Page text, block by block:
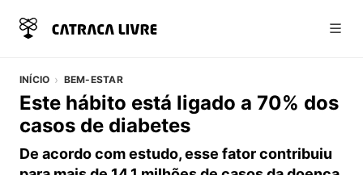
INÍCIO BEM-ESTAR
Este hábito está ligado a 70% dos
casos de diabetes
De acordo com estudo, esse fator contribuiu